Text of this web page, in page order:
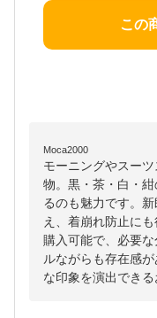
この
Moca2000
モーニングやスー
物。黒・茶・白・
るのも魅力です。
え、着崩れ防止に
購入可能で、必要
ルながらも存在感
な印象を演出できる